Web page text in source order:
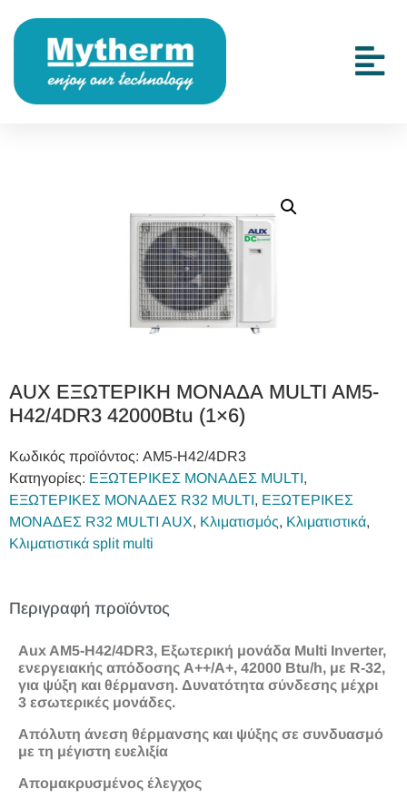
AUX ΕΞΩΤΕΡΙΚΗ ΜΟΝΑΔΑ MULTI AM5-
H42/4DR3 42000Btu (1×6)
Κωδικός προϊόντος: AM5-H42/4DR3
Κατηγορίες: ΕΞΩΤΕΡΙΚΕΣ ΜΟΝΑΔΕΣ MULTI,
ΕΞΩΤΕΡΙΚΕΣ ΜΟΝΑΔΕΣ R32 MULTI, ΕΞΩΤΕΡΙΚΕΣ
ΜΟΝΑΔΕΣ R32 MULTI AUX, Κλιματισμός, Κλιματιστικά,
Κλιματιστικά split multi
Περιγραφή προϊόντος
Aux AM5-H42/4DR3, Εξωτερική μονάδα Multi Inverter,
ενεργειακής απόδοσης A++/A+, 42000 Btu/h, με R-32,
για ψύξη και θέρμανση. Δυνατότητα σύνδεσης μέχρι
3 εσωτερικές μονάδες.
Απόλυτη άνεση θέρμανσης και ψύξης σε συνδυασμό
με τη μέγιστη ευελιξία
Απομακρυσμένος έλεγχος